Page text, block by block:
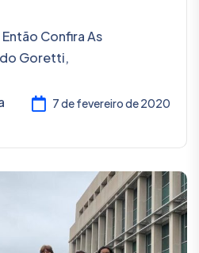
Confira As
Goretti,
7 de fevereiro de 2020